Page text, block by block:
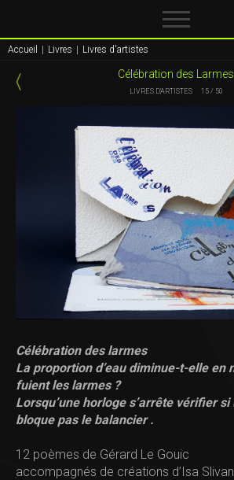
Accueil Livres Livres d'artistes
Célébration des Larmes
LIVRES D'ARTISTES 15 / 50
Célébration des larmes
La proportion d’eau diminue-t-elle en
fuient les larmes ?
Lorsqu’une horloge s’arrête vérifier
bloque pas le balancier .
12 poèmes de Gérard Le Gouic
accompagnés de créations d’Isa